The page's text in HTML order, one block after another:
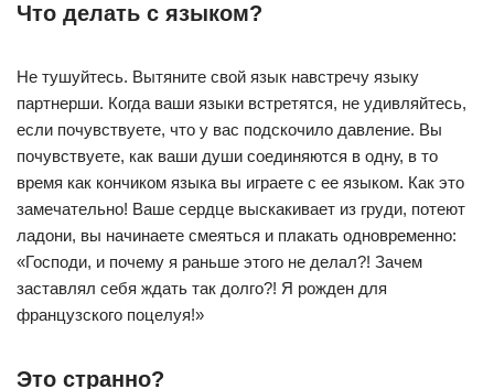
Что делать с языком?
Не тушуйтесь. Вытяните свой язык навстречу языку
партнерши. Когда ваши языки встретятся, не удивляйтесь,
если почувствуете, что у вас подскочило давление. Вы
почувствуете, как ваши души соединяются в одну, в то
время как кончиком языка вы играете с ее языком. Как это
замечательно! Ваше сердце выскакивает из груди, потеют
ладони, вы начинаете смеяться и плакать одновременно:
«Господи, и почему я раньше этого не делал?! Зачем
заставлял себя ждать так долго?! Я рожден для
французского поцелуя!»
Это странно?